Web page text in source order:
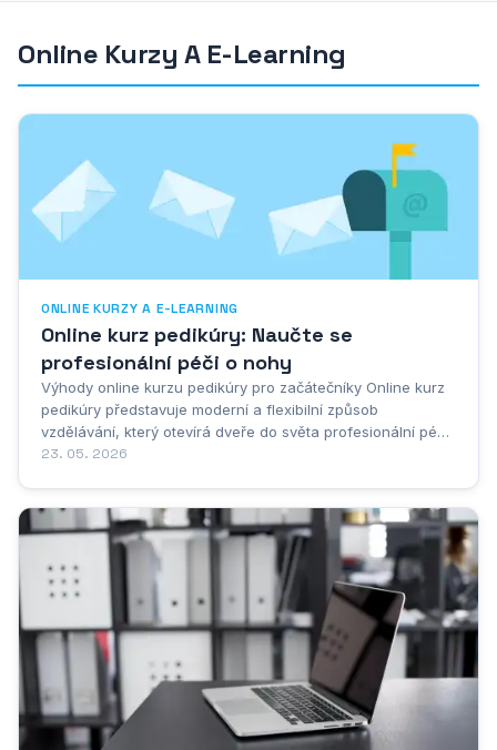
Online Kurzy A E-Learning
ONLINE KURZY A E-LEARNING
Online kurz pedikúry: Naučte se
profesionální péči o nohy
Výhody online kurzu pedikúry pro začátečníky Online kurz
pedikúry představuje moderní a flexibilní způsob
vzdělávání, který otevírá dveře do světa profesionální péče
o nohy všem zájemcům bez ohledu na jejich předchozí
23. 05. 2026